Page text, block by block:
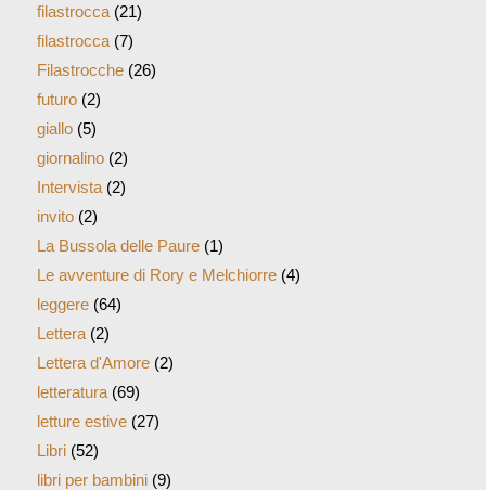
filastrocca(21)
filastrocca(7)
Filastrocche(26)
futuro(2)
giallo(5)
giornalino(2)
Intervista(2)
invito(2)
La Bussola delle Paure(1)
Le avventure di Rory e Melchiorre(4)
leggere(64)
Lettera(2)
Lettera d'Amore(2)
letteratura(69)
letture estive(27)
Libri(52)
libri per bambini(9)